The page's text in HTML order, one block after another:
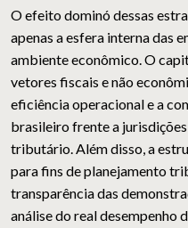
O efeito dominó dessas
apenas a esfera interna das
ambiente econômico. O
vetores fiscais e não
eficiência operacional e a
brasileiro frente a
tributário. Além disso, a
para fins de planejamento
transparência das
análise do real desempenho